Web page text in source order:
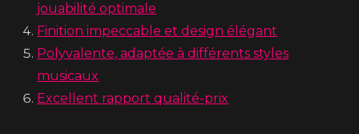
jouabilité optimale
Finition impeccable et design élégant
Polyvalente, adaptée à différents styles
musicaux
Excellent rapport qualité-prix